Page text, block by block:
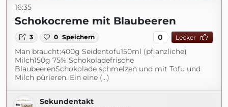
16:35
Schokocreme mit Blaubeeren
3 0 Speichern 0 Lecker
Man braucht:400g Seidentofu150ml (pflanzliche)
Milch150g 75% Schokoladefrische
BlaubeerenSchokolade schmelzen und mit Tofu und
Milch pürieren. Ein eine (...)
Sekundentakt